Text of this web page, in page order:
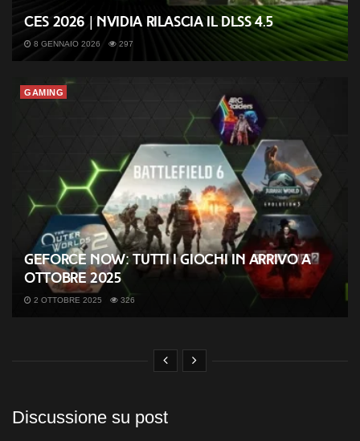
CES 2026 | Nvidia rilascia il DLSS 4.5
8 GENNAIO 2026 297
GAMING
GeForce NOW: tutti i giochi in arrivo a
ottobre 2025
2 OTTOBRE 2025 326
Discussione su post